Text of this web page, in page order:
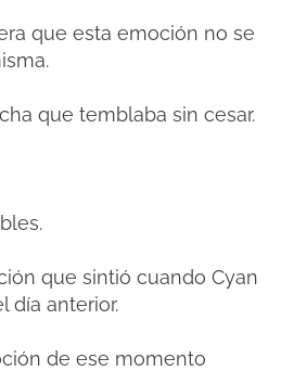
que esta emoción no se
que temblaba sin cesar.
que sintió cuando Cyan
día anterior.
de ese momento